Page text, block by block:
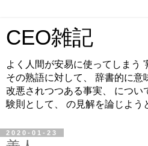
CEO雑記
よく人間が安易に使ってしまう '
その熟語に対して、 辞書的に意
改悪されつつある事実、 につい
験則として、 の見解を論じよう
2020-01-23